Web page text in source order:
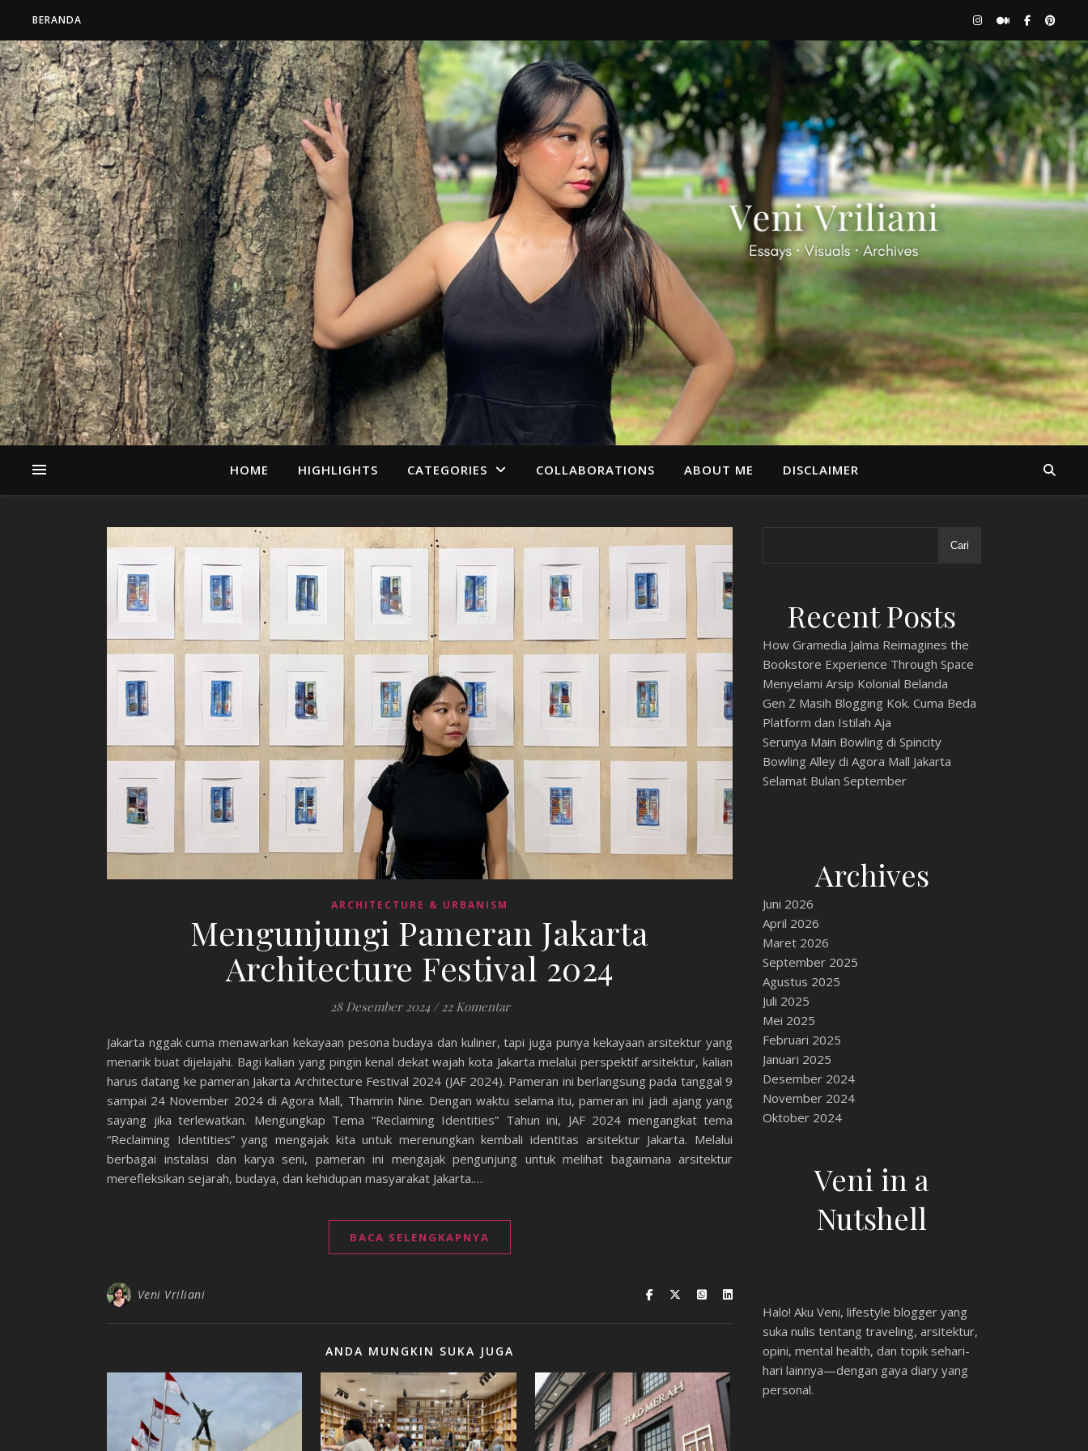
BERANDA
HOME HIGHLIGHTS CATEGORIES COLLABORATIONS ABOUT ME DISCLAIMER
ARCHITECTURE & URBANISM
Mengunjungi Pameran Jakarta
Architecture Festival 2024
28 Desember 2024 / 22 Komentar
Jakarta nggak cuma menawarkan kekayaan pesona budaya dan kuliner, tapi juga punya kekayaan arsitektur yang
menarik buat dijelajahi. Bagi kalian yang pingin kenal dekat wajah kota Jakarta melalui perspektif arsitektur, kalian
harus datang ke pameran Jakarta Architecture Festival 2024 (JAF 2024). Pameran ini berlangsung pada tanggal 9
sampai 24 November 2024 di Agora Mall, Thamrin Nine. Dengan waktu selama itu, pameran ini jadi ajang yang
sayang jika terlewatkan. Mengungkap Tema “Reclaiming Identities” Tahun ini, JAF 2024 mengangkat tema
“Reclaiming Identities” yang mengajak kita untuk merenungkan kembali identitas arsitektur Jakarta. Melalui
berbagai instalasi dan karya seni, pameran ini mengajak pengunjung untuk melihat bagaimana arsitektur
merefleksikan sejarah, budaya, dan kehidupan masyarakat Jakarta.…
BACA SELENGKAPNYA
Veni Vriliani
ANDA MUNGKIN SUKA JUGA
Cari
Recent Posts
How Gramedia Jalma Reimagines the
Bookstore Experience Through Space
Menyelami Arsip Kolonial Belanda
Gen Z Masih Blogging Kok. Cuma Beda
Platform dan Istilah Aja
Serunya Main Bowling di Spincity
Bowling Alley di Agora Mall Jakarta
Selamat Bulan September
Archives
Juni 2026
April 2026
Maret 2026
September 2025
Agustus 2025
Juli 2025
Mei 2025
Februari 2025
Januari 2025
Desember 2024
November 2024
Oktober 2024
Veni in a
Nutshell
Halo! Aku Veni, lifestyle blogger yang
suka nulis tentang traveling, arsitektur,
opini, mental health, dan topik sehari-
hari lainnya—dengan gaya diary yang
personal.